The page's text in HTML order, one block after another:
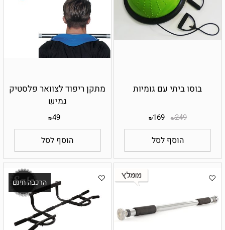
בוסו ביתי עם גומיות
₪249
₪169
הוסף לסל
מתקן ריפוד לצוואר פלסטיק
גמיש
₪49
הוסף לסל
הרכבה חינם